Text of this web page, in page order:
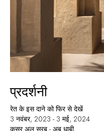
प्रदर्शनी
रेत के इस दाने को फिर से देखें
3 नवंबर, 2023 - 3 मई, 2024
क़स्र अल सरब - अबू धाबी